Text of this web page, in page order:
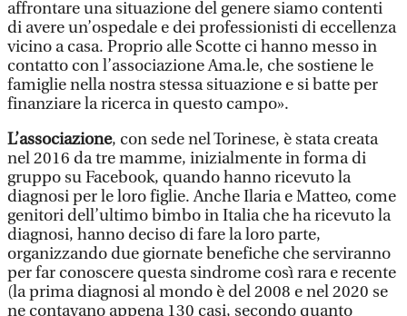
affrontare una situazione del genere siamo contenti
di avere un’ospedale e dei professionisti di eccellenza
vicino a casa. Proprio alle Scotte ci hanno messo in
contatto con l’associazione Ama.le, che sostiene le
famiglie nella nostra stessa situazione e si batte per
finanziare la ricerca in questo campo».
L’associazione, con sede nel Torinese, è stata creata
nel 2016 da tre mamme, inizialmente in forma di
gruppo su Facebook, quando hanno ricevuto la
diagnosi per le loro figlie. Anche Ilaria e Matteo, come
genitori dell’ultimo bimbo in Italia che ha ricevuto la
diagnosi, hanno deciso di fare la loro parte,
organizzando due giornate benefiche che serviranno
per far conoscere questa sindrome così rara e recente
(la prima diagnosi al mondo è del 2008 e nel 2020 se
ne contavano appena 130 casi, secondo quanto